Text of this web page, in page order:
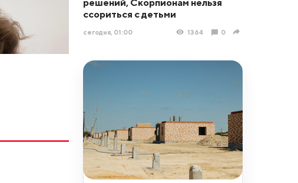
решений, Скорпионам нельзя
ссориться с детьми
сегодня, 01:00 1364 0